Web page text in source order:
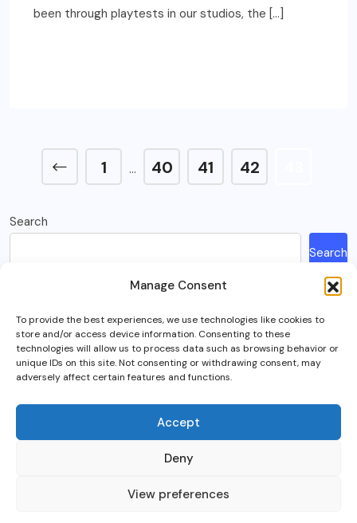
Manage Consent
To provide the best experiences, we use technologies like cookies to
store and/or access device information. Consenting to these
technologies will allow us to process data such as browsing behavior or
unique IDs on this site. Not consenting or withdrawing consent, may
adversely affect certain features and functions.
Accept
Deny
View preferences
been through playtests in our studios, the […]
1 … 40 41 42
Search
Search
Recent Posts
How Much Is A Sega Dreamcast Worth In 2023?
Here’s What Happened To Team Fortress 2, Explained
What Is Intel Optane And Is It Still Worth Using Today?
5 Best RTS (Real Time Strategy) Games In VR